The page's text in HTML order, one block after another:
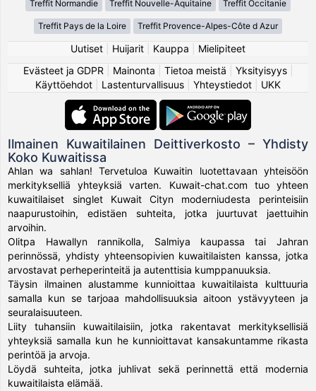
Treffit Normandie Treffit Nouvelle-Aquitaine Treffit Occitanie
Treffit Pays de la Loire Treffit Provence-Alpes-Côte d Azur
Uutiset Huijarit Kauppa
Mielipiteet
Evästeet ja GDPR
Mainonta Tietoa meistä Yksityisyys|
Käyttöehdot
Lastenturvallisuus Yhteystiedot UKK
Ilmainen Kuwaitilainen Deittiverkosto – Yhdisty
Koko Kuwaitissa
Ahlan wa sahlan! Tervetuloa Kuwaitin luotettavaan yhteisöön
merkitykselliä yhteyksiä varten. Kuwait-chat.com tuo yhteen
kuwaitilaiset singlet Kuwait Cityn moderniudesta perinteisiin
naapurustoihin, edistäen suhteita, jotka juurtuvat jaettuihin
arvoihin.
Olitpa Hawallyn rannikolla, Salmiya kaupassa tai Jahran
perinnössä, yhdisty yhteensopivien kuwaitilaisten kanssa, jotka
arvostavat perheperinteitä ja autenttisia kumppanuuksia.
Täysin ilmainen alustamme kunnioittaa kuwaitilaista kulttuuria
samalla kun se tarjoaa mahdollisuuksia aitoon ystävyyteen ja
seuralaisuuteen.
Liity tuhansiin kuwaitilaisiin, jotka rakentavat merkityksellisiä
yhteyksiä samalla kun he kunnioittavat kansakuntamme rikasta
perintöä ja arvoja.
Löydä suhteita, jotka juhlivat sekä perinnettä että modernia
kuwaitilaista elämää.